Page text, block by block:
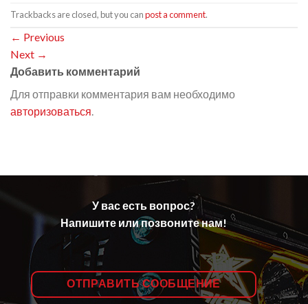
Trackbacks are closed, but you canpost a comment.
← Previous
Next →
Добавить комментарий
Для отправки комментария вам необходимо
авторизоваться
У вас есть вопрос?
Напишите или позвоните нам!
ОТПРАВИТЬ СООБЩЕНИЕ